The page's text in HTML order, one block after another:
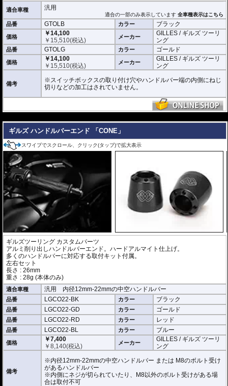
※商品は汎用品です。ご購入の前に必ず寸法図をご確認いただき、商品の形状
をお確かめください。
※商品は汎用品ですが、一部車種はメーカーで取付の確認がされています。
適合車種 汎用
適合の一部のみ表示しています全車種表示はこちら
品番 GTOLB カラー ブラック
価格
￥14,100
￥ 15,510(税込) メーカー
GILLES / ギルズ ツーリ
ング
品番 GTOLG カラー ゴールド
価格
￥14,100
￥ 15,510(税込) メーカー
GILLES / ギルズ ツーリ
ング
備考
※スイッチボックスの取り付け穴やハンドルバー端の内側にねじ
切りなどの加工はされていません。
ギルズ ハンドルバーエンド 「CONE」
スワイプでスクロール、クリック(タップ)で拡大表示
ギルズツーリング カスタムパーツ
アルミ削り出しハンドルバーエンド。ハードアルマイト仕上げ。
多くのハンドルバーに対応する取付キット付属。
左右セット
長さ : 26mm
重さ : 28g (本体のみ)
適合車種 汎用 内径12mm-22mmの中空ハンドルバー
品番 LGCO22-BK カラー ブラック
品番 LGCO22-GD カラー ゴールド
品番 LGCO22-RD カラー レッド
品番 LGCO22-BL カラー ブルー
価格
￥7,400
￥8,140(税込) メーカー
GILLES / ギルズ ツーリ
ング
備考
※内径12mm-22mmの中空ハンドルバー または M8のボルト受け
があるハンドルバー
※内側にネジが切られていたり、M8以外のボルト受けがある場
合は取付不可